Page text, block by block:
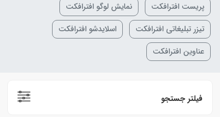
پریست افترافکت
نمایش لوگو افترافکت
تیزر تبلیغاتی افترافکت
اسلایدشو افترافکت
عناوین افترافکت
فیلتر جستجو